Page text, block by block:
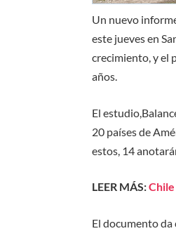
Un nuevo
este jueves en
crecimiento, y el
años.
El
20 países de
estos, 14
LEER MÁS:
El documento